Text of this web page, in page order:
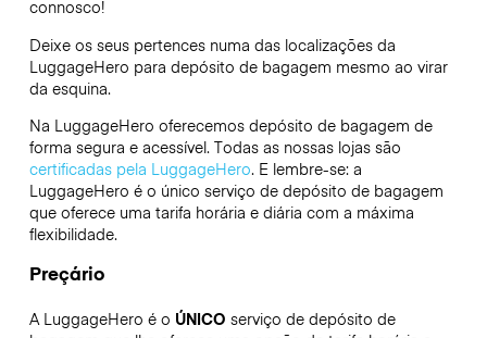
connosco!
Deixe os seus pertences numa das localizações da
LuggageHero para depósito de bagagem mesmo ao virar
da esquina.
Na LuggageHero oferecemos depósito de bagagem de
forma segura e acessível. Todas as nossas lojas são
certificadas pela LuggageHero. E lembre-se: a
LuggageHero é o único serviço de depósito de bagagem
que oferece uma tarifa horária e diária com a máxima
flexibilidade.
Preçário
A LuggageHero é o ÚNICO serviço de depósito de